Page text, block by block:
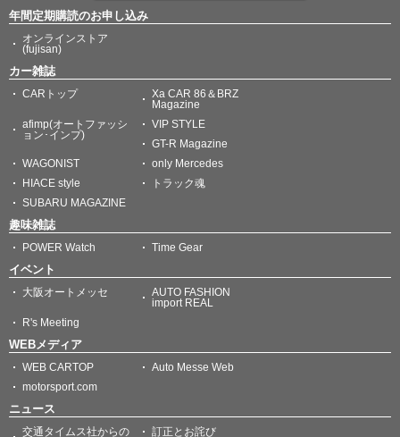
年間定期購読のお申し込み
オンラインストア
(fujisan)
カー雑誌
CARトップ
Xa CAR 86＆BRZ
Magazine
afimp(オートファッシ
ョン･インプ)
VIP STYLE
GT-R Magazine
WAGONIST
only Mercedes
HIACE style
トラック魂
SUBARU MAGAZINE
趣味雑誌
POWER Watch Time Gear
イベント
大阪オートメッセ
AUTO FASHION
import REAL
R's Meeting
WEBメディア
WEB CARTOP
Auto Messe Web
motorsport.com
ニュース
交通タイムス社からの
訂正とお詫び